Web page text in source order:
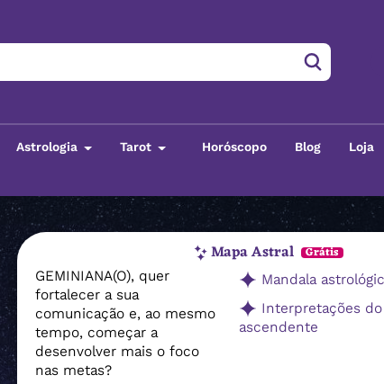
Astrologia Tarot Horóscopo Blog Loja
Mapa Astral Grátis
GEMINIANA(O), quer
fortalecer a sua
comunicação e, ao mesmo
tempo, começar a
desenvolver mais o foco
nas metas?
Mandala
Interpretações
ascendente